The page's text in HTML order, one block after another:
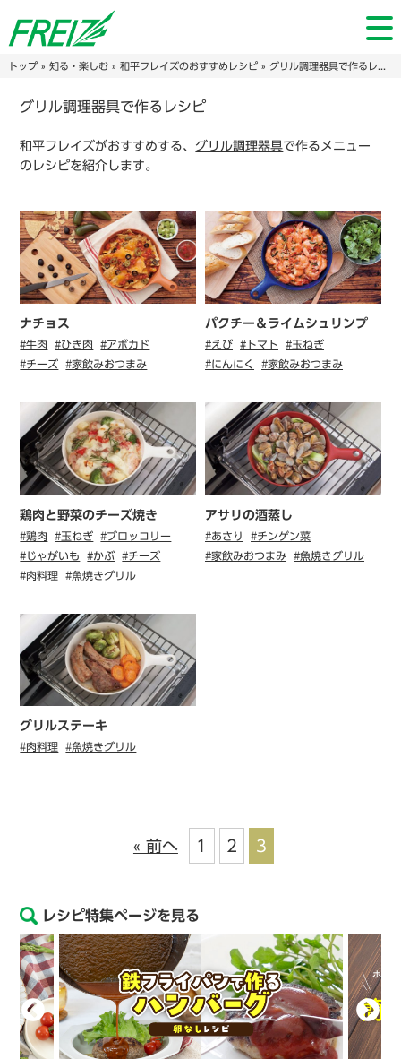
トップ» 知る・楽しむ» 和平フレイズのおすすめレシピ» グリル調理器具で作るレシピ
グリル調理器具で作るレシピ
和平フレイズがおすすめする、 グリル調理器具で作るメニュー
のレシピを紹介します。
ナチョス
#牛肉 #ひき肉
#アボカド
#チーズ
#家飲みおつまみ
パクチー＆ライムシュリンプ
#えび #トマト
#玉ねぎ
#にんにく
#家飲みおつまみ
鶏肉と野菜のチーズ焼き
#鶏肉 #玉ねぎ
#ブロッコリー
#じゃがいも
#かぶ
#チーズ
#肉料理
#魚焼きグリル
アサリの酒蒸し
#あさり
#チンゲン菜
#家飲みおつまみ
#魚焼きグリル
グリルステーキ
#肉料理 #魚焼きグリル
« 前へ 1 2 3
レシピ特集ページを見る